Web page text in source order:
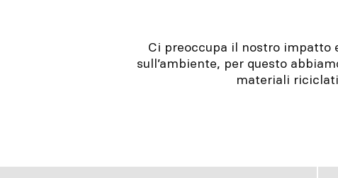
Ci preoccupa il nostro impatto
sull’ambiente, per questo
materiali